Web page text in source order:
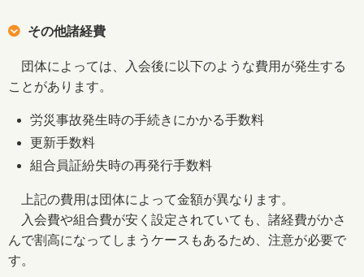
その他諸経費
団体によっては、入会後に以下のような費用が発生する
ことがあります。
労災事故発生時の手続きにかかる手数料
更新手数料
組合員証紛失時の再発行手数料
上記の費用は団体によって金額が異なります。
入会費や組合費が安く設定されていても、諸経費がかさ
んで割高になってしまうケースもあるため、注意が必要で
す。